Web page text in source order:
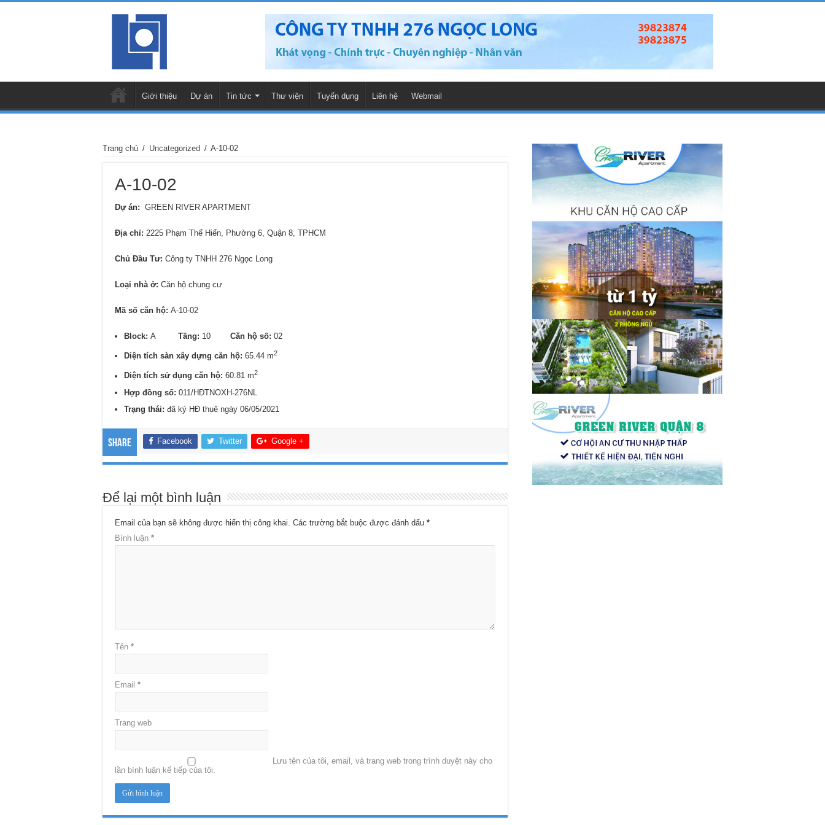
Giới thiệu Dự án Tin tức Thư viện Tuyển dụng Liên hệ Webmail
Trang chủ / Uncategorized / A-10-02
A-10-02
Dự án: GREEN RIVER APARTMENT
Địa chỉ: 2225 Phạm Thế Hiển, Phường 6, Quận 8, TPHCM
Chủ Đầu Tư: Công ty TNHH 276 Ngọc Long
Loại nhà ở: Căn hộ chung cư
Mã số căn hộ: A-10-02
Block: A Tầng: 10 Căn hộ số: 02
Diện tích sàn xây dựng căn hộ: 65.44 m2
Diện tích sử dụng căn hộ: 60.81 m2
Hợp đồng số: 011/HĐTNOXH-276NL
Trạng thái: đã ký HĐ thuê ngày 06/05/2021
Share Facebook Twitter Google +
Để lại một bình luận
Email của bạn sẽ không được hiển thị công khai. Các trường bắt buộc được đánh dấu *
Bình luận *
Tên *
Email *
Trang web
Lưu tên của tôi, email, và trang web trong trình duyệt này cho
lần bình luận kế tiếp của tôi.